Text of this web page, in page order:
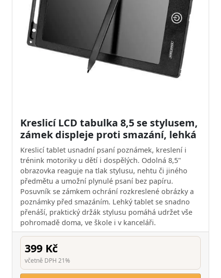
Kreslicí LCD tabulka 8,5 se stylusem,
zámek displeje proti smazání, lehká
Kreslicí tablet usnadní psaní poznámek, kreslení i
trénink motoriky u dětí i dospělých. Odolná 8,5"
obrazovka reaguje na tlak stylusu, nehtu či jiného
předmětu a umožní plynulé psaní bez papíru.
Posuvník se zámkem ochrání rozkreslené obrázky a
poznámky před smazáním. Lehký tablet se snadno
přenáší, praktický držák stylusu pomáhá udržet vše
pohromadě doma, ve škole i v kanceláři.
399 Kč
včetně DPH 21%